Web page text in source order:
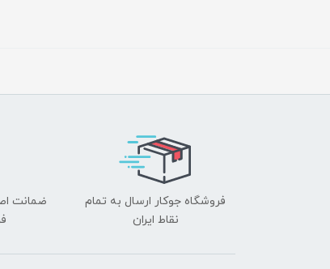
فروشگاه جوکار ارسال به تمام
نقاط ایران
ضمانت